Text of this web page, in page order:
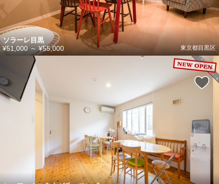
ソラーレ目黒
東京都目黒区
¥51,000～¥55,000